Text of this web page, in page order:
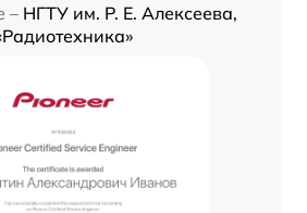
– НГТУ им. Р. Е. Алексеева,